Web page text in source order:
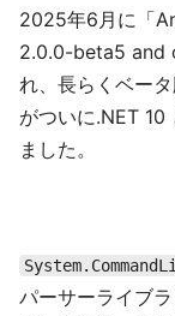
2025年6月に「
2.0.0-beta5 and
れ、長らくベー
がついに.NET 10
ました。
パーサーライブ